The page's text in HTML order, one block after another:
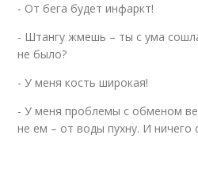
- От бега будет инфаркт!
- Штангу жмешь – ты с ума
не было?
- У меня кость широкая!
- У меня проблемы с обменом
не ем – от воды пухну. И ничего